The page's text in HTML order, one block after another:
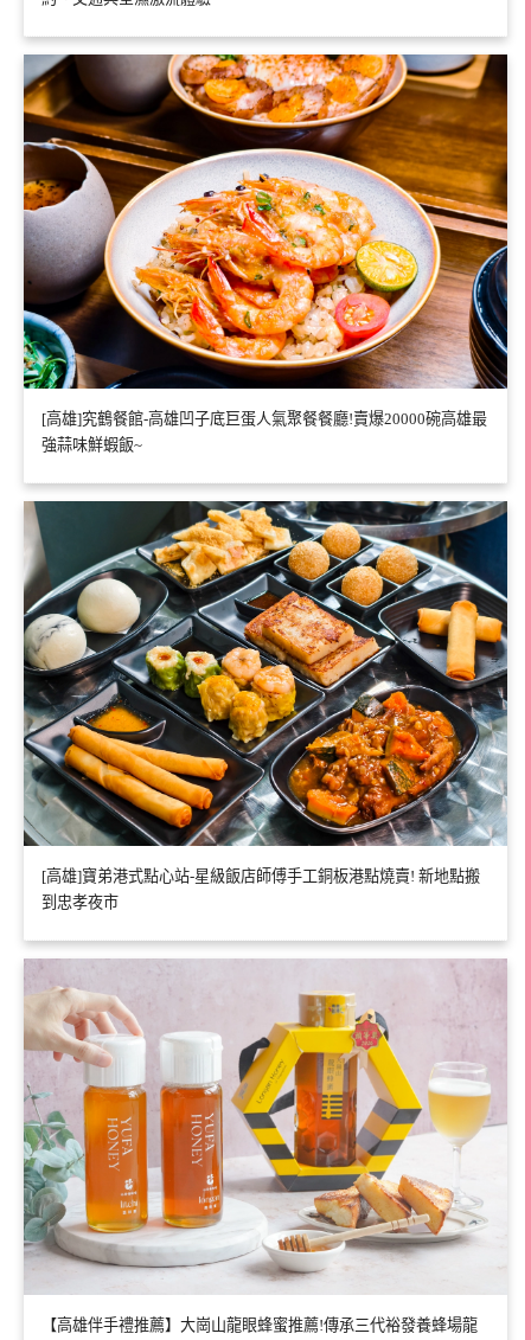
[高雄]究鶴餐館-高雄凹子底巨蛋人氣聚餐餐廳!賣爆20000碗高雄最
強蒜味鮮蝦飯~
[高雄]寶弟港式點心站-星級飯店師傅手工銅板港點燒賣! 新地點搬
到忠孝夜市
【高雄伴手禮推薦】大崗山龍眼蜂蜜推薦!傳承三代裕發養蜂場龍